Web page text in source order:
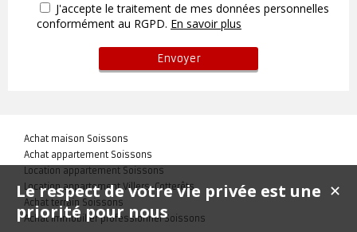
J'accepte le traitement de mes données personnelles
conformément au RGPD. En savoir plus
Achat maison Soissons
Achat appartement Soissons
Location appartement Soissons
Location appartement Villers-Cotterêts
Achat terrain Soissons
Achat immobilier professionnel Soissons
✕
Le respect de votre vie privée est une
priorité pour nous